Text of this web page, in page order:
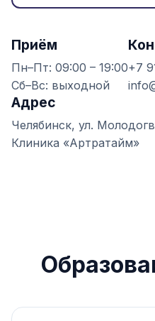
Приём
Пн–Пт: 09:00 – 19:00
Сб–Вс: выходной
+7
Адрес
Челябинск, ул.
Клиника «Артратайм»